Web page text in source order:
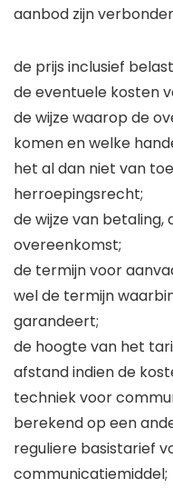
aanbod zijn
de prijs inclusief
de eventuele kosten
de wijze waarop de
komen en welke
het al dan niet van
herroepingsrecht;
de wijze van betaling,
overeenkomst;
de termijn voor
wel de termijn
garandeert;
de hoogte van het
afstand indien de
techniek voor
berekend op een
reguliere basistarief
communicatiemiddel;